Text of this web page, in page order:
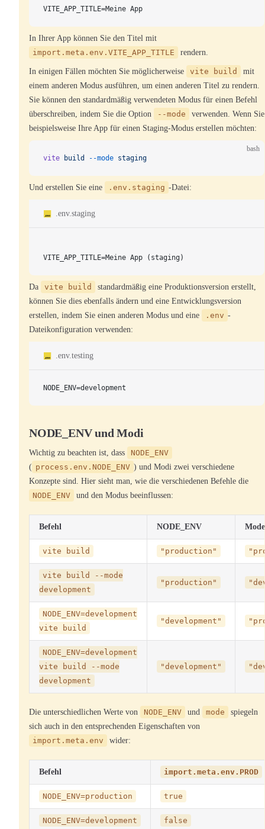
VITE_APP_TITLE=Meine App
In Ihrer App können Sie den Titel mit
import.meta.env.VITE_APP_TITLE
rendern.
In einigen Fällen möchten Sie möglicherweise vite build
mit
einem anderen Modus ausführen, um einen anderen Titel zu rendern.
Sie können den standardmäßig verwendeten Modus für einen Befehl
überschreiben, indem Sie die Option
--mode
verwenden. Wenn Sie
beispielsweise Ihre App für einen Staging-Modus erstellen möchten:
bash
vite build --mode staging
Und erstellen Sie eine .env.staging -Datei:
.env.staging
VITE_APP_TITLE=Meine App (staging)
Da vite build
standardmäßig eine Produktionsversion erstellt,
können Sie dies ebenfalls ändern und eine Entwicklungsversion
erstellen, indem Sie einen anderen Modus und eine
.env -
Dateikonfiguration verwenden:
.env.testing
NODE_ENV=development
NODE_ENV und Modi
Wichtig zu beachten ist, dass
NODE_ENV
( process.env.NODE_ENV ) und Modi zwei verschiedene
Konzepte sind. Hier sieht man, wie die verschiedenen Befehle die
NODE_ENV
und den Modus beeinflussen:
Befehl NODE_ENV Mode
vite build "production"
vite build --mode
development
"production"
NODE_ENV=development
vite build
"development"
NODE_ENV=development
vite build --mode
development
"development"
Die unterschiedlichen Werte von NODE_ENV und mode
spiegeln
sich auch in den entsprechenden Eigenschaften von
import.meta.env
wider:
Befehl import.meta.env.PROD
NODE_ENV=production true
NODE_ENV=development false